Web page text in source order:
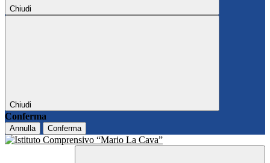
Chiudi
Chiudi
Conferma
Annulla Conferma